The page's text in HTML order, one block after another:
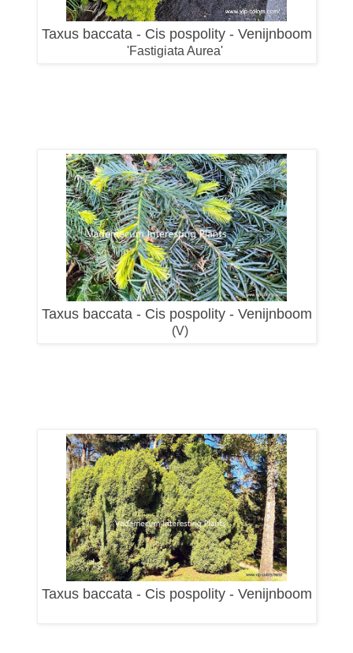
Taxus baccata - Cis pospolity - Venijnboom
'Fastigiata Aurea'
Taxus baccata - Cis pospolity - Venijnboom
(V)
Taxus baccata - Cis pospolity - Venijnboom